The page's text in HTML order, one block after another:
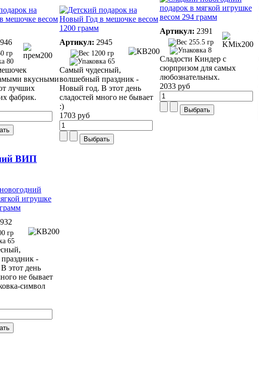
гр
80
вкусными
лучших
фабрик.
Артикул: 2945
1200 гр
65
Самый чудесный,
волшебный праздник -
Новый год. В этот день
сладостей много не бывает
:)
1703 руб
Артикул: 2391
255.5 гр
8
Сладости Киндер с
сюрпризом для самых
любознательных.
2033 руб
ВИП
гр
65
-
этот день
не бывает
символ